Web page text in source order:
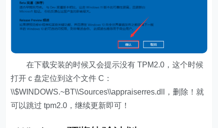
在下载安装的时候又会提示没有 TPM2.0，这个时候
打开 c 盘定位到这个文件 C：
\\$WINDOWS.~BT\\Sources\\appraiserres.dll，删除！就
可以跳过 tpm2.0，继续更新即可！